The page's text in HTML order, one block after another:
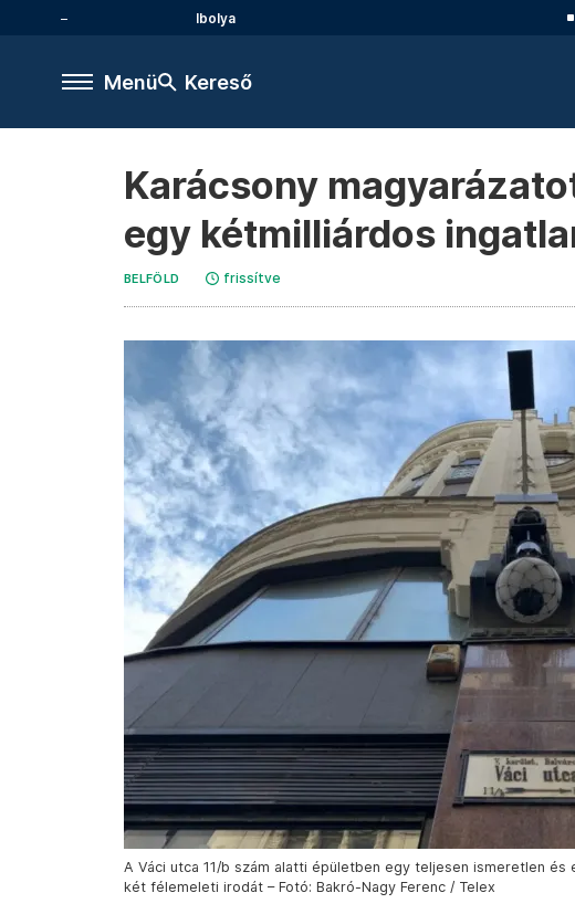
Ibolya
Menü Kereső
Karácsony
egy kétmilliárdos
BELFÖLD frissítve
A Váci utca 11/b szám alatti épületben egy teljesen ismeretlen
két félemeleti irodát – Fotó: Bakró-Nagy Ferenc / Telex